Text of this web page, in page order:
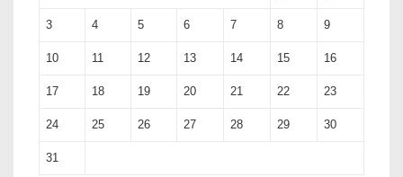
3 4 5 6 7 8 9
10 11 12 13 14 15 16
17 18 19 20 21 22 23
24 25 26 27 28 29 30
31